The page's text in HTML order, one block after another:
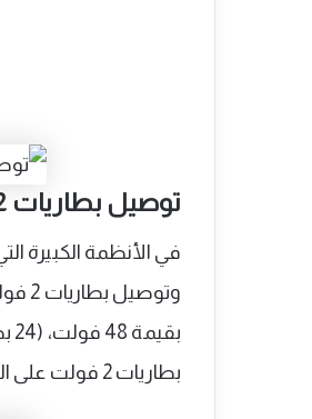
توصيل بطاريات 2 فولت
في الأنظمة الكبيرة
بطاريات 2 فولت على التوالي.